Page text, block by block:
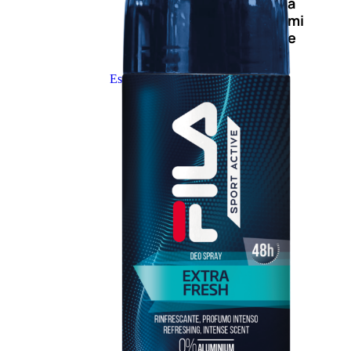
profumi
nature
Esaurito PROMO
Fragranze
Nature
Donna
L’OCCITANE
EDT
FIORI
DI
Valutato